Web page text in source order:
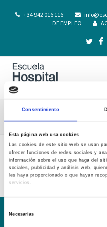
Consentimiento
Esta página web usa cookies
Las cookies de este sitio web se usan
ofrecer funciones de redes sociales y
información sobre el uso que haga del
sociales, publicidad y análisis web,
les haya proporcionado o que hayan
servicios.
Necesarias
+34 942 016 116
DE EMPLEO
Adenda Bioestadistica
Adenda Bioestadistica 2019-20